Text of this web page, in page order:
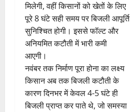
मिलेगी, वहीं किसानों को खेतों के लिए
पूरे 8 घंटे सही समय पर बिजली आपूर्ति
सुनिश्चित होगी। इससे फॉल्ट और
अनियमित कटौती में भारी कमी
आएगी।
नवंबर तक निर्माण पूरा होना का लक्ष्य
किसान अब तक बिजली कटौती के
कारण दिनभर में केवल 4-5 घंटे ही
बिजली प्राप्त कर पाते थे, जो समस्या